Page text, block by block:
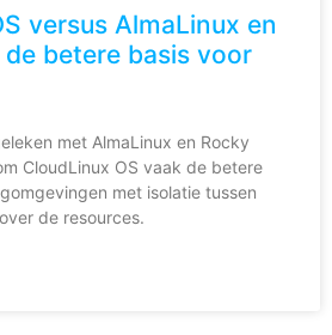
versus AlmaLinux en
betere basis voor
met AlmaLinux en Rocky
CloudLinux OS vaak de betere
met isolatie tussen
de resources.